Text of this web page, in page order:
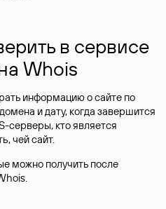
в сервисе
Whois
информацию о сайте по
и дату, когда завершится
серверы, кто является
чей сайт.
можно получить после